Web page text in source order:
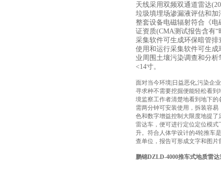
天线采用双频双通道雷达
垃圾填埋场渗漏液评估和
整套设备电磁辐射符合《电
证资质(CMA测试报告含有
采集软件可生成环保暗管
使用和运行采集软件可生
业周围土壤污染调查和分析
<14寸。
面对当今环境|日益恶化,污染企
寻求种不需要挖掘便能轻松看
境监察工作者清楚地看到地下
需两分钟可安装使用，拆装容
色和数字增益控制大限度地提
雷达车，便可进行定位定位模
升。符合人体学设计的4轮推车
查单位，报告可形成文字和图片
鹏锦DZLD-4000推车式地质雷